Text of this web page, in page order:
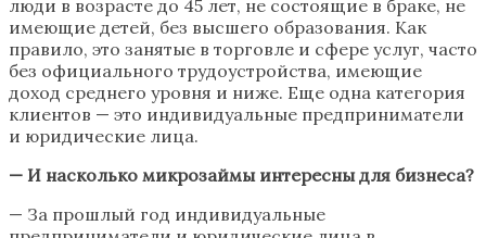
люди в возрасте до 45 лет, не состоящие в браке, не
имеющие детей, без высшего образования. Как
правило, это занятые в торговле и сфере услуг, часто
без официального трудоустройства, имеющие
доход среднего уровня и ниже. Еще одна категория
клиентов — это индивидуальные предприниматели
и юридические лица.
— И насколько микрозаймы интересны для бизнеса?
— За прошлый год индивидуальные